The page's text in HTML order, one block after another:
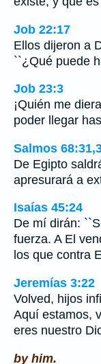
Job 22:17
Ellos dijeron a
``¿Qué puede
Job 23:3
¡Quién me
poder llegar
Salmos
De Egipto
apresurará a
Isaías 45:24
De mí dirán:
fuerza. A El
los que contra
Jeremías 3:22
Volved, hijos
Aquí estamos,
eres nuestro
by him.